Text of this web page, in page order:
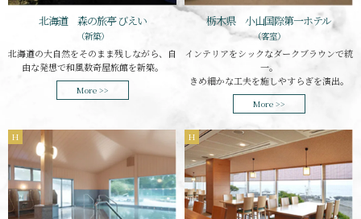
北海道 森の旅亭 びえい
（新築）
北海道の大自然をそのまま残しながら、自
由な発想で和風数奇屋旅館を新築。
More >>
栃木県 小山国際第一ホテル
（客室）
インテリアをシックなダークブラウンで統
一。
きめ細かな工夫を施しやすらぎを演出。
More >>
H H